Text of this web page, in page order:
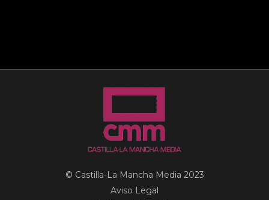
© Castilla-La Mancha Media 2023
Aviso Legal